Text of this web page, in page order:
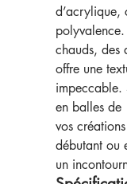
d’acrylique,
chauds, des
offre une
impeccable.
en balles de
vos
débutant ou
un